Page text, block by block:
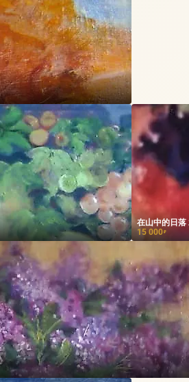
在山中的日落
15 000₽